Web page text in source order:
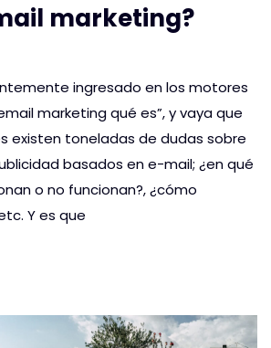
marketing?
ingresado en los motores
marketing qué es”, y vaya que
existen toneladas de dudas sobre
basados en e-mail; ¿en qué
o no funcionan?, ¿cómo
Y es que